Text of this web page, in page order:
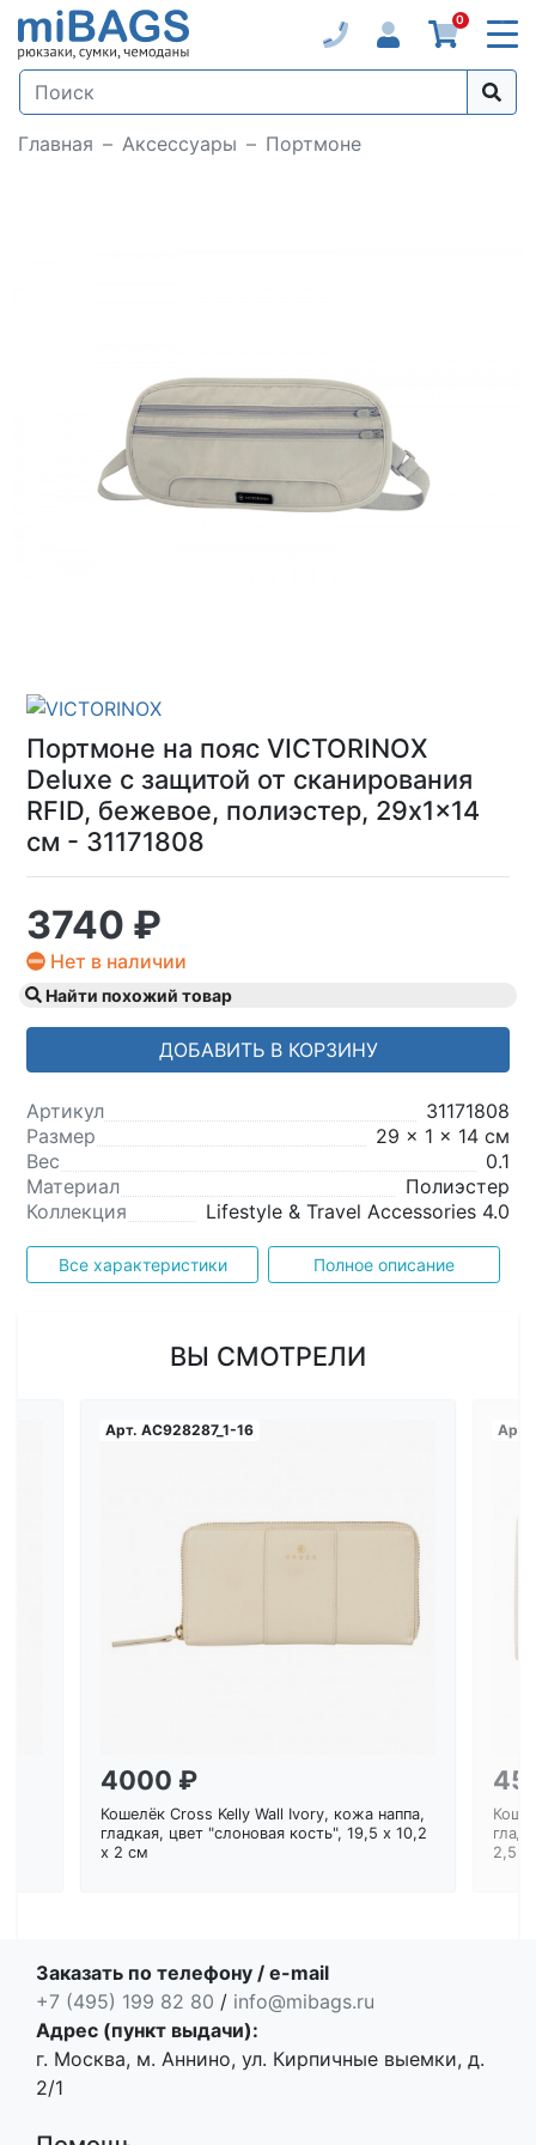
0
Главная Аксессуары Портмоне
Loading...
Портмоне на пояс VICTORINOX
Deluxe с защитой от сканирования
RFID, бежевое, полиэстер, 29x1x14
см - 31171808
3740 ₽
Нет в наличии
Найти похожий товар
ДОБАВИТЬ В КОРЗИНУ
Артикул
31171808
Размер
29 x 1 x 14 см
Вес
0.1
Материал
Полиэстер
Коллекция
Lifestyle & Travel Accessories 4.0
Все характеристики Полное описание
ВЫ СМОТРЕЛИ
Арт. AC928287_1-16
4000 ₽
Кошелёк Cross Kelly Wall Ivory, кожа наппа,
гладкая, цвет "слоновая кость", 19,5 x 10,2
x 2 см
Арт.
2,5
Заказать по телефону / e-mail
+7 (495) 199 82 80 / info@mibags.ru
Адрес (пункт выдачи):
г. Москва, м. Аннино, ул. Кирпичные выемки, д.
2/1